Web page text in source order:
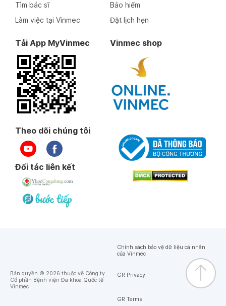
Tìm bác sĩ
Làm việc tại Vinmec
Bảo hiểm
Đặt lịch hẹn
Tải App MyVinmec Vinmec shop
Theo dõi chúng tôi
Đối tác liên kết
Bản quyền © 2026 thuộc về Công ty
Cổ phần Bệnh viện Đa khoa Quốc tế
Vinmec
Chính sách bảo vệ dữ liệu cá nhân
của Vinmec
GR Privacy
GR Terms